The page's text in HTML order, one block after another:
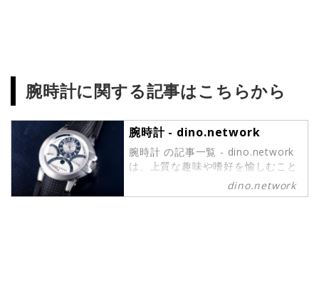
腕時計に関する記事はこちらから
腕時計 - dino.network
腕時計 の記事一覧 - dino.network
は、上質な趣味や嗜好を愉しむこと
ができるパワーピープルのために、
2019年8月1日に創刊されたライフ
dino.network